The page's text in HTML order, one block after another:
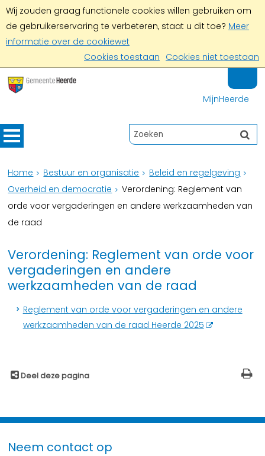
Wij zouden graag functionele cookies willen gebruiken om
de gebruikerservaring te verbeteren, staat u dit toe? Meer
informatie over de cookiewet
Cookies toestaan Cookies niet toestaan
MijnHeerde
Home Bestuur en organisatie
Beleid en regelgeving
Overheid en democratie
Verordening: Reglement van
orde voor vergaderingen en andere werkzaamheden van
de raad
Verordening: Reglement van orde voor
vergaderingen en andere
werkzaamheden van de raad
Reglement van orde voor vergaderingen en andere
werkzaamheden van de raad Heerde 2025
Deel deze pagina
Neem contact op